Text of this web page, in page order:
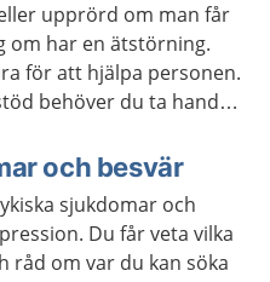
upprörd om man får
om har en ätstörning.
för att hjälpa personen.
behöver du ta hand
och besvär
sjukdomar och
Du får veta vilka
råd om var du kan söka